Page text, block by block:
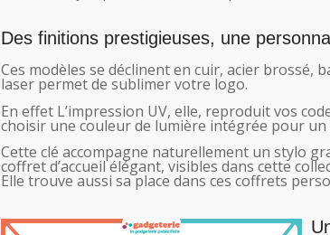
Des finitions prestigieuses, une
Ces modèles se déclinent en cuir, acier brossé,
laser permet de sublimer votre logo.
En effet L’impression UV, elle, reproduit vos
choisir une couleur de lumière intégrée pour
Cette clé accompagne naturellement un stylo
coffret d’accueil élégant, visibles dans cette
Elle trouve aussi sa place dans ces coffrets